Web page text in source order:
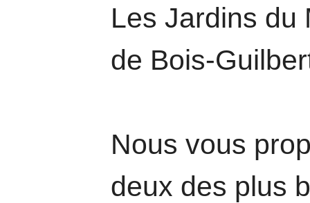
Les Jardins du
de Bois-
Nous vous
deux des plus